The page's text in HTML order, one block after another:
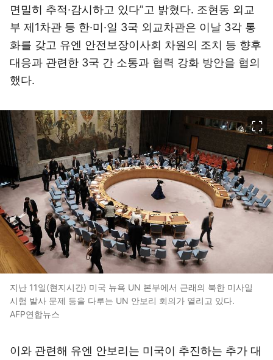
면밀히 추적·감시하고 있다”고 밝혔다. 조현동 외교
부 제1차관 등 한·미·일 3국 외교차관은 이날 3각 통
화를 갖고 유엔 안전보장이사회 차원의 조치 등 향후
대응과 관련한 3국 간 소통과 협력 강화 방안을 협의
했다.
지난 11일(현지시간) 미국 뉴욕 UN 본부에서 근래의 북한 미사일
시험 발사 문제 등을 다루는 UN 안보리 회의가 열리고 있다.
AFP연합뉴스
이와 관련해 유엔 안보리는 미국이 추진하는 추가 대